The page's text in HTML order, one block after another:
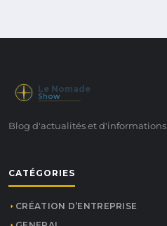
Le Nomade
Show
Blog d'actualités et d'informations
CATÉGORIES
CRÉATION D’ENTREPRISE